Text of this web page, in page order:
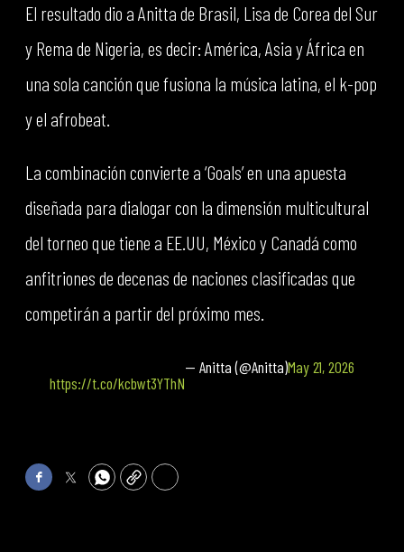
El resultado dio a Anitta de Brasil, Lisa de Corea del Sur
y Rema de Nigeria, es decir: América, Asia y África en
una sola canción que fusiona la música latina, el k-pop
y el afrobeat.
La combinación convierte a ‘Goals’ en una apuesta
diseñada para dialogar con la dimensión multicultural
del torneo que tiene a EE.UU, México y Canadá como
anfitriones de decenas de naciones clasificadas que
competirán a partir del próximo mes.
https://t.co/kcbwt3YThN
— Anitta (@Anitta)May 21, 2026
FacebookTwitterWhatsApp
Copy Print